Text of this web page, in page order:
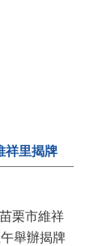
祥里揭牌
栗市維祥
舉辦揭牌